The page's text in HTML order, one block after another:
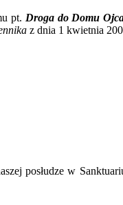
pt. Droga do Domu
z dnia 1 kwietnia
posłudze w